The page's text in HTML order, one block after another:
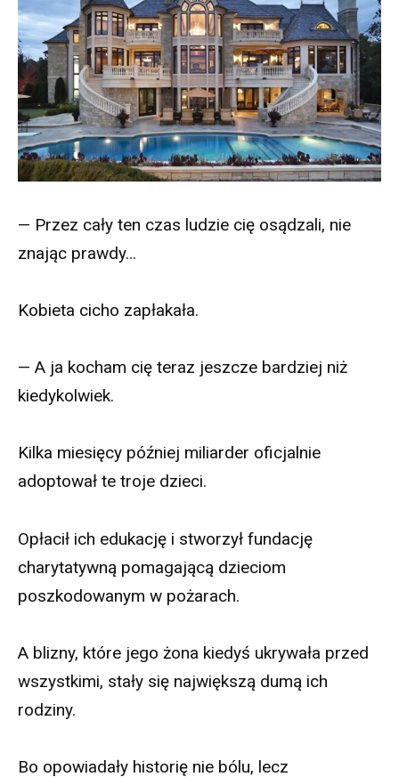
— Przez cały ten czas ludzie cię osądzali, nie
znając prawdy…
Kobieta cicho zapłakała.
— A ja kocham cię teraz jeszcze bardziej niż
kiedykolwiek.
Kilka miesięcy później miliarder oficjalnie
adoptował te troje dzieci.
Opłacił ich edukację i stworzył fundację
charytatywną pomagającą dzieciom
poszkodowanym w pożarach.
A blizny, które jego żona kiedyś ukrywała przed
wszystkimi, stały się największą dumą ich
rodziny.
Bo opowiadały historię nie bólu, lecz